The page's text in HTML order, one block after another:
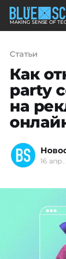
MAKING SENSE OF
Статьи
Как
party
на
16 апр.